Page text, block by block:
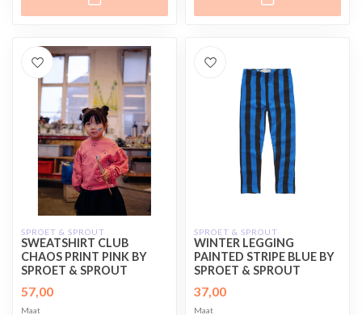
SPROET & SPROUT
SWEATSHIRT CLUB
CHAOS PRINT PINK BY
SPROET & SPROUT
57,00
Maat
SPROET & SPROUT
WINTER LEGGING
PAINTED STRIPE BLUE BY
SPROET & SPROUT
37,00
Maat